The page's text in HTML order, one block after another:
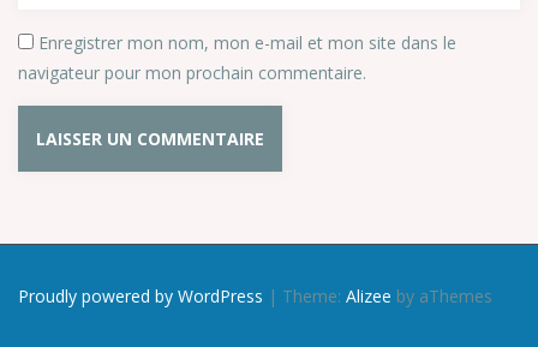
Enregistrer mon nom, mon e-mail et mon site dans le
navigateur pour mon prochain commentaire.
Proudly powered by WordPress | Theme: Alizee by aThemes